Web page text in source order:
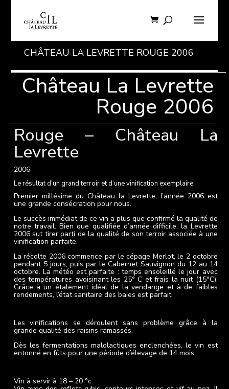
CHÂTEAU LA LEVRETTE ROUGE 2006
Château La Levrette
Rouge 2006
Rouge – Château La
Levrette
2006
Le résultat d’un grand terroir et d’une vinification exemplaire
Premier millésime du Château la Levrette, l’année 2006 est
une grande consécration pour nous.
Le succès immédiat de ce vin a plus que confirmé la qualité de
notre travail. Bien que qualifiée d’année difficile, la Levrette
2006 sut tirer parti de la qualité de son terroir associée à une
vinification parfaite.
La récolte 2006 commence par le cépage Merlot, le 2 octobre
pendant 5 jours, puis par le Cabernet Sauvignon du 12 au 14
octobre. La météo est parfaite : temps ensoleillé le jour avec
des températures avoisinant les 25° C et frais la nuit (15°C).
Grâce à un étalement idéal de la vendange et à de faibles
rendements, l’état sanitaire des baies est parfait.
Les vinifications se déroulent sans problème grâce à la
grande qualité des raisins ramassés.
Dès les fermentations malolactiques enclenchées, le vin est
entonné en fûts pour une période d’élevage de 14 mois.
Vin à servir à 18 – 20 °c